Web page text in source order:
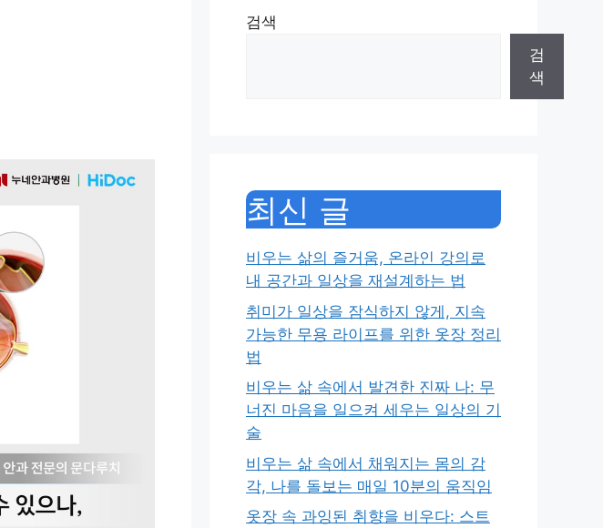
검색
검
색
최신 글
비우는 삶의 즐거움, 온라인 강의로
내 공간과 일상을 재설계하는 법
취미가 일상을 잠식하지 않게, 지속
가능한 무용 라이프를 위한 옷장 정리
법
비우는 삶 속에서 발견한 진짜 나: 무
너진 마음을 일으켜 세우는 일상의 기
술
비우는 삶 속에서 채워지는 몸의 감
각, 나를 돌보는 매일 10분의 움직임
옷장 속 과잉된 취향을 비우다: 스트